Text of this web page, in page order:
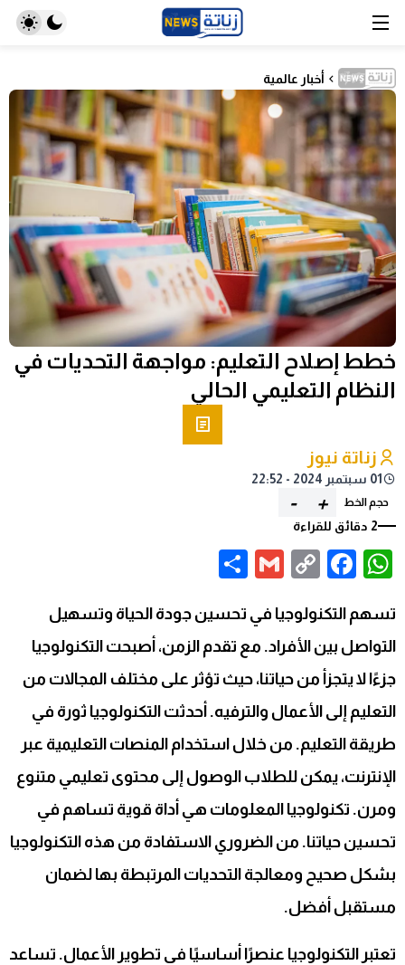
أخبار عالمية
خطط إصلاح التعليم: مواجهة التحديات في
النظام التعليمي الحالي
زناتة نيوز
01 سبتمبر 2024 - 22:52
حجم الخط +
-
2 دقائق للقراءة
WhatsApp
Facebook
Copy
Gmail
تسهم التكنولوجيا في تحسين جودة الحياة وتسهيل
التواصل بين الأفراد. مع تقدم الزمن، أصبحت التكنولوجيا
جزءًا لا يتجزأ من حياتنا، حيث تؤثر على مختلف المجالات من
التعليم إلى الأعمال والترفيه. أحدثت التكنولوجيا ثورة في
طريقة التعليم. من خلال استخدام المنصات التعليمية عبر
الإنترنت، يمكن للطلاب الوصول إلى محتوى تعليمي متنوع
ومرن. تكنولوجيا المعلومات هي أداة قوية تساهم في
تحسين حياتنا. من الضروري الاستفادة من هذه التكنولوجيا
بشكل صحيح ومعالجة التحديات المرتبطة بها لضمان
مستقبل أفضل.
تعتبر التكنولوجيا عنصرًا أساسيًا في تطوير الأعمال. تساعد